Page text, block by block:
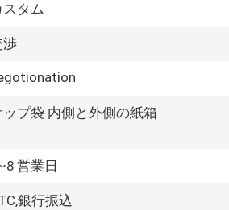
スタム
渉
ップ袋 内側と外側の紙箱
営業日
銀行振込